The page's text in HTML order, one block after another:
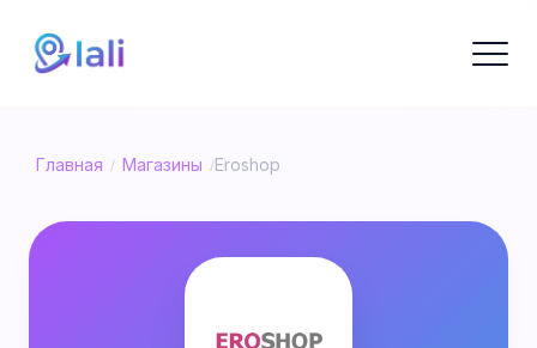
Главная / Магазины /Eroshop